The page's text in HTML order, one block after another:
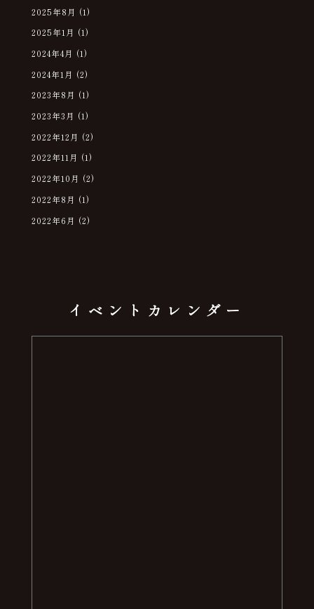
2025年8月 (1)
2025年1月 (1)
2024年4月 (1)
2024年1月 (2)
2023年8月 (1)
2023年3月 (1)
2022年12月 (2)
2022年11月 (1)
2022年10月 (2)
2022年8月 (1)
2022年6月 (2)
イベントカレンダー